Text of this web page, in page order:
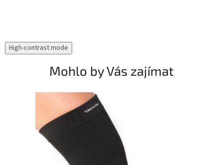
High-contrast mode
Mohlo by Vás zajímat